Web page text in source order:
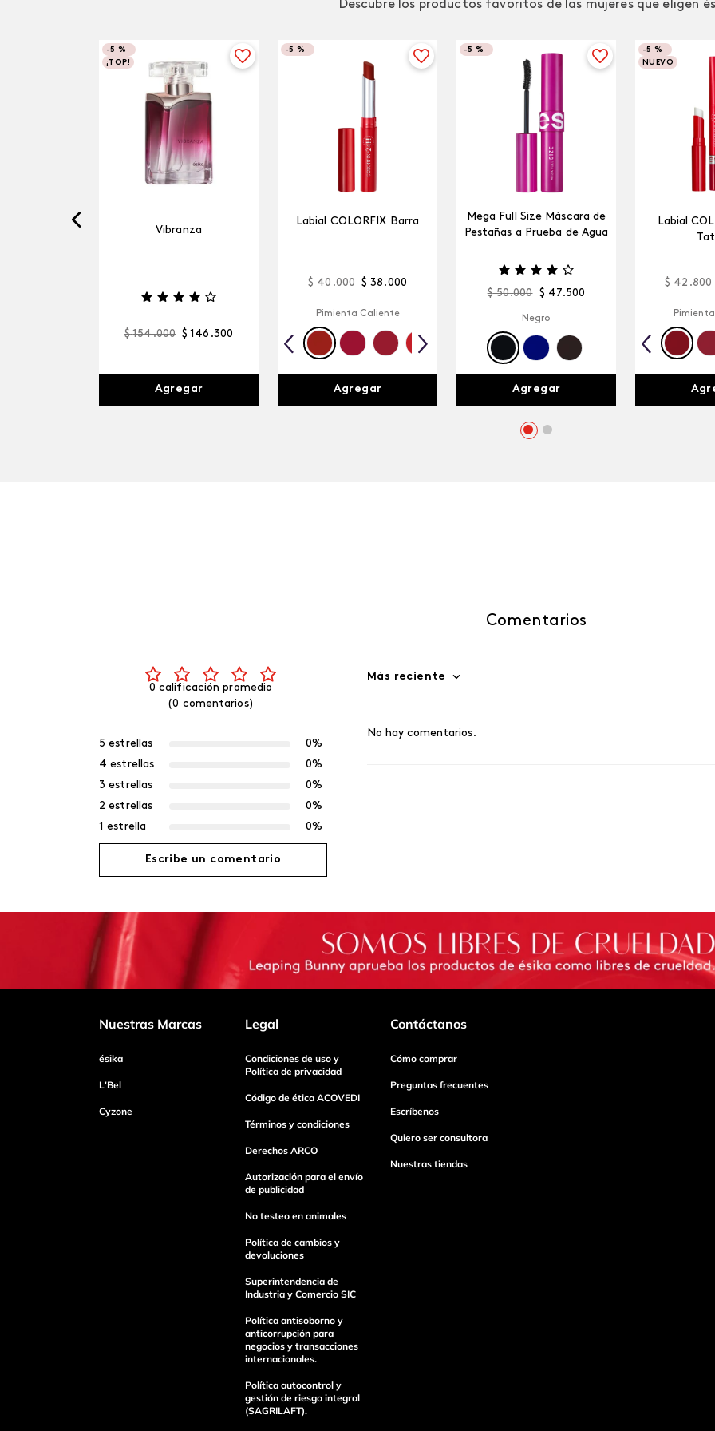
Descubre los productos favoritos de las mujeres que eligen
-5 %
¡TOP!
Vibranza
$ 154.000 $ 146 .300
Agregar
-5 %
Labial COLORFIX Barra
$ 40.000 $ 38 .000
Pimienta Caliente
Agregar
-5 %
Mega Full Size Máscara de
Pestañas a Prueba de Agua
$ 50.000 $ 47.500
Negro
Agregar
-5 %
NUEVO
Labial
$ 42.800
Comentarios
0 calificación promedio
(0 comentarios)
5 estrellas
0%
4 estrellas
0%
3 estrellas
0%
2 estrellas
0%
1 estrella
0%
Escribe un comentario
Agregar comentario
Título
Tu nombre
Enviar Comentario
Más reciente
No hay comentarios.
Nuestras Marcas
ésika
L'Bel
Cyzone
Legal
Condiciones de uso y
Política de privacidad
Código de ética ACOVEDI
Términos y condiciones
Derechos ARCO
Autorización para el envío
de publicidad
No testeo en animales
Política de cambios y
devoluciones
Superintendencia de
Industria y Comercio SIC
Política antisoborno y
anticorrupción para
negocios y transacciones
internacionales.
Política autocontrol y
gestión de riesgo integral
(SAGRILAFT).
Contáctanos
Cómo comprar
Preguntas frecuentes
Escríbenos
Quiero ser consultora
Nuestras tiendas